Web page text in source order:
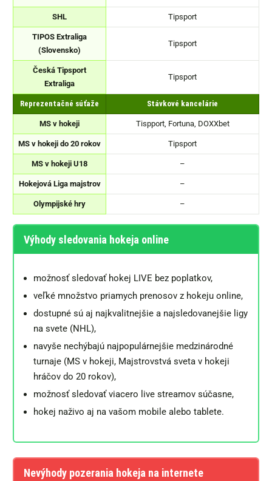
SHL Tipsport
TIPOS Extraliga
(Slovensko)
Tipsport
Česká Tipsport
Extraliga
Tipsport
Reprezentačné súťaže Stávkové kancelárie
MS v hokeji Tispport, Fortuna, DOXXbet
MS v hokeji do 20 rokov Tipsport
MS v hokeji U18 –
Hokejová Liga majstrov –
Olympijské hry –
Výhody sledovania hokeja online
možnosť sledovať hokej LIVE bez poplatkov,
veľké množstvo priamych prenosov z hokeju online,
dostupné sú aj najkvalitnejšie a najsledovanejšie ligy
na svete (NHL),
navyše nechýbajú najpopulárnejšie medzinárodné
turnaje (MS v hokeji, Majstrovstvá sveta v hokeji
hráčov do 20 rokov),
možnosť sledovať viacero live streamov súčasne,
hokej naživo aj na vašom mobile alebo tablete.
Nevýhody pozerania hokeja na internete